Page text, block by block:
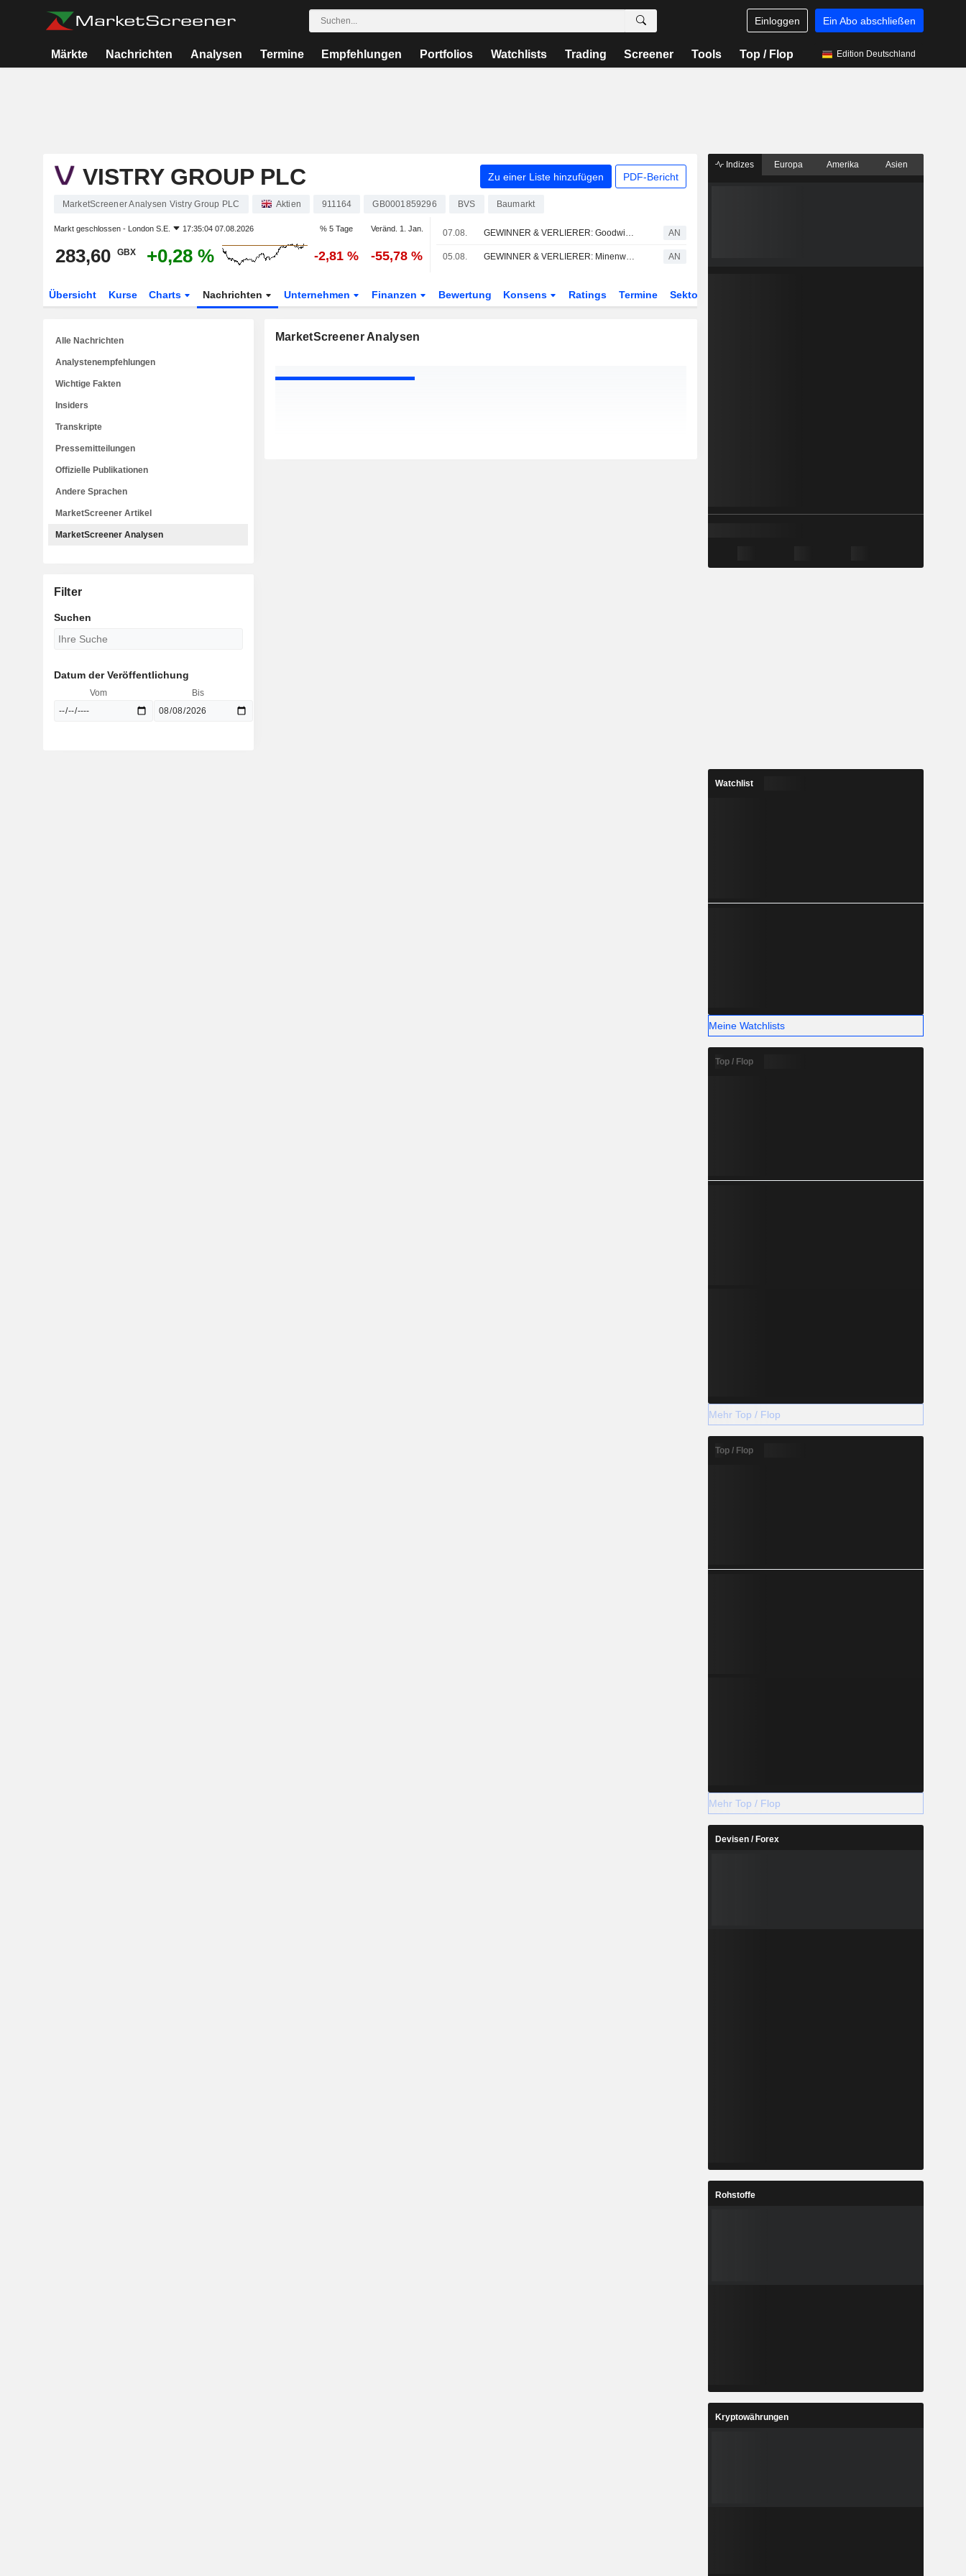
Einloggen Ein Abo abschließen
Märkte Nachrichten Analysen Termine Empfehlungen Portfolios Watchlists Trading Screener Tools Top / Flop Edition Deutschland
VISTRY GROUP PLC Zu einer Liste hinzufügen PDF-Bericht
MarketScreener Analysen Vistry Group PLC Aktien 911164 GB0001859296 BVS Baumarkt
Markt geschlossen - London S.E. 17:35:04 07.08.2026 % 5 Tage Veränd. 1. Jan.
283,60 GBX +0,28 % -2,81 % -55,78 %
07.08. GEWINNER & VERLIERER: Goodwin springt; Oxford BioMedica senkt Umsatzerwartung AN
05.08. GEWINNER & VERLIERER: Minenwerte steigen dank Metallrally; Next hebt Prognose erneut an AN
Übersicht Kurse Charts Nachrichten Unternehmen Finanzen Bewertung Konsens Ratings Termine Sektor
MarketScreener Analysen
Alle Nachrichten
Analystenempfehlungen
Wichtige Fakten
Insiders
Transkripte
Pressemitteilungen
Offizielle Publikationen
Andere Sprachen
MarketScreener Artikel
MarketScreener Analysen
Filter
Suchen
Datum der Veröffentlichung
Vom Bis
Indizes Europa Amerika Asien
Watchlist
Meine Watchlists
Top / Flop
Mehr Top / Flop
Top / Flop
Mehr Top / Flop
Devisen / Forex
Rohstoffe
Kryptowährungen